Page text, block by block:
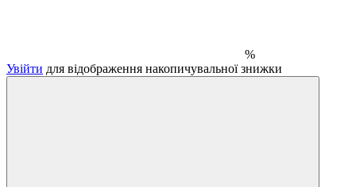
%
Увійти для відображення накопичувальної знижки